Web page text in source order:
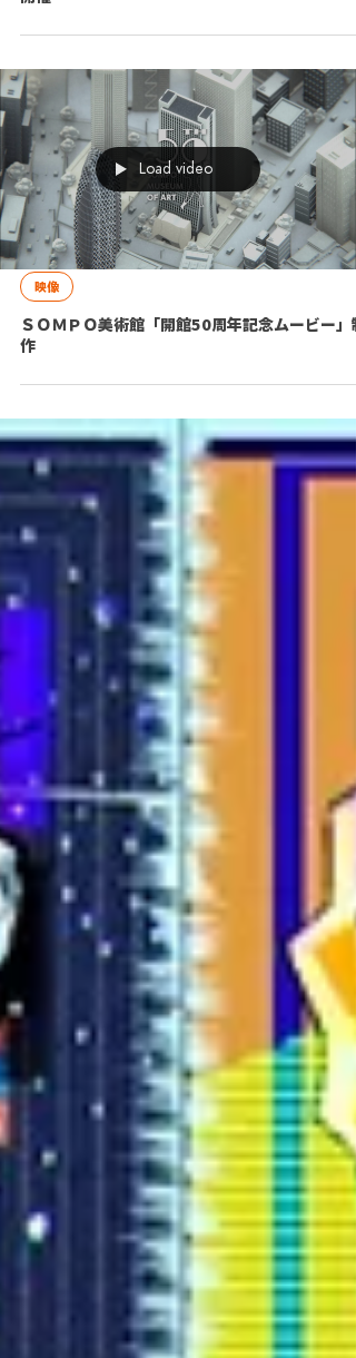
イベント/ワークショップ
京都駅ビル7階東広場でデジタルワークショップ
開催
Load video
映像
ＳＯＭＰＯ美術館「開館50周年記念ムービー」